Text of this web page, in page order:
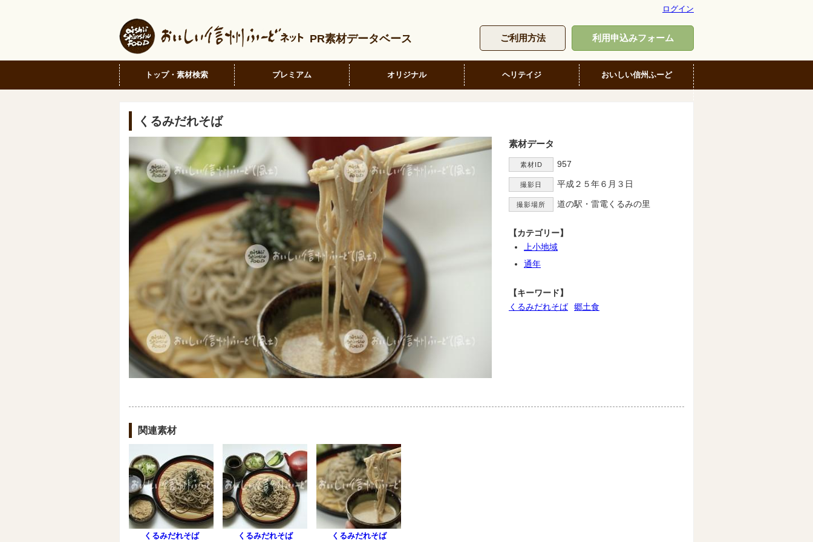
ログイン
PR素材データベース ご利用方法 利用申込みフォーム
トップ・素材検索 プレミアム オリジナル ヘリテイジ おいしい信州ふーど
くるみだれそば
素材データ
素材ID 957
撮影日 平成２５年６月３日
撮影場所 道の駅・雷電くるみの里
【カテゴリー】
上小地域
通年
【キーワード】
くるみだれそば
郷土食
関連素材
くるみだれそば くるみだれそば くるみだれそば